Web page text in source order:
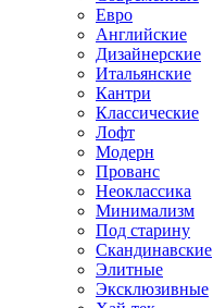
Евро
Английские
Дизайнерские
Итальянские
Кантри
Классические
Лофт
Модерн
Прованс
Неоклассика
Минимализм
Под старину
Скандинавские
Элитные
Эксклюзивные